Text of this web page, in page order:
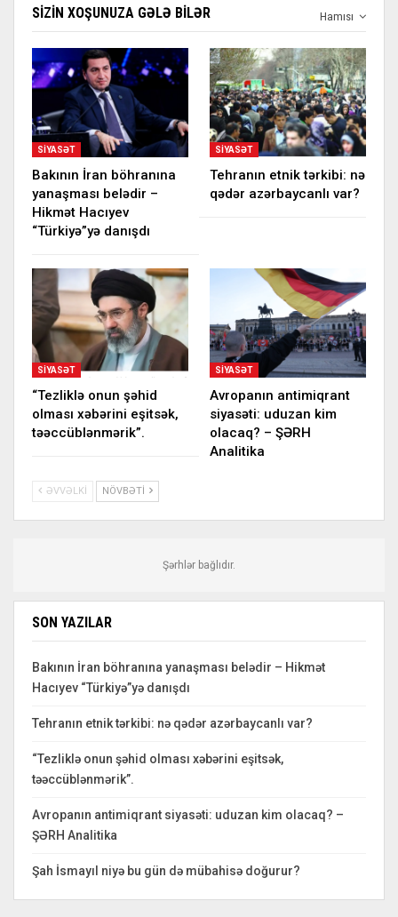
Hamısı
SIZIN XOŞUNUZA GƏLƏ BILƏR
SIYASƏT
Bakının İran böhranına
yanaşması belədir –
Hikmət Hacıyev
“Türkiyə”yə danışdı
SIYASƏT
Tehranın etnik tərkibi: nə
qədər azərbaycanlı var?
SIYASƏT
“Tezliklə onun şəhid
olması xəbərini eşitsək,
təəccüblənmərik”.
SIYASƏT
Avropanın antimiqrant
siyasəti: uduzan kim
olacaq? – ŞƏRH
Analitika
ƏVVƏLKI NÖVBƏTI
Şərhlər bağlıdır.
SON YAZILAR
Bakının İran böhranına yanaşması belədir – Hikmət
Hacıyev “Türkiyə”yə danışdı
Tehranın etnik tərkibi: nə qədər azərbaycanlı var?
“Tezliklə onun şəhid olması xəbərini eşitsək,
təəccüblənmərik”.
Avropanın antimiqrant siyasəti: uduzan kim olacaq? –
ŞƏRH Analitika
Şah İsmayıl niyə bu gün də mübahisə doğurur?